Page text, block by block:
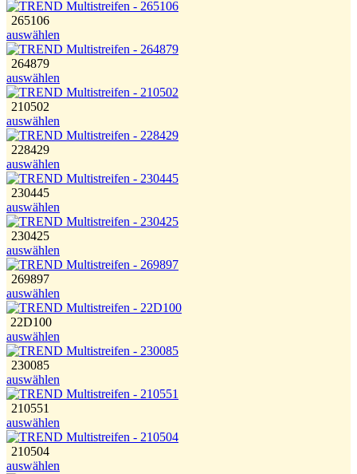
265106
auswählen
264879
auswählen
210502
auswählen
228429
auswählen
230445
auswählen
230425
auswählen
269897
auswählen
22D100
auswählen
230085
auswählen
210551
auswählen
210504
auswählen